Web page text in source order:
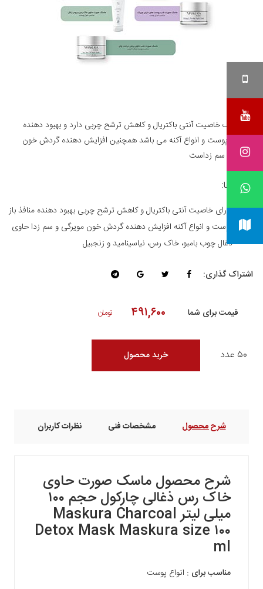
این ماسک خاصیت آنتی باکتریال و کاهش ترشح چربی دارد و بهبود دهنده
منافذ باز پوست و انواع آکنه می باشد همچنین افزایش دهنده گردش خون
مویرگی و سم زداست
ویژگی ها:
دارای خاصیت آنتی باکتریال و کاهش ترشح چربی بهبود دهنده منافذ باز
پوست و انواع آکنه افزایش دهنده گردش خون مویرگی و سم زدا حاوی
ذغال چوب بامبو، خاک رس، نیاسینامید و زنجبیل
اشتراک گذاری:
قیمت برای شما ۴۹۱,۶۰۰ تومان
۵۰ عدد خرید محصول
شرح محصول مشخصات فنی نظرات کاربران
شرح محصول ماسک صورت حاوی
خاک رس ذغالی چارکول حجم ۱۰۰
میلی لیتر Maskura Charcoal
Detox Mask Maskura size ۱۰۰
ml
مناسب برای : انواع پوست